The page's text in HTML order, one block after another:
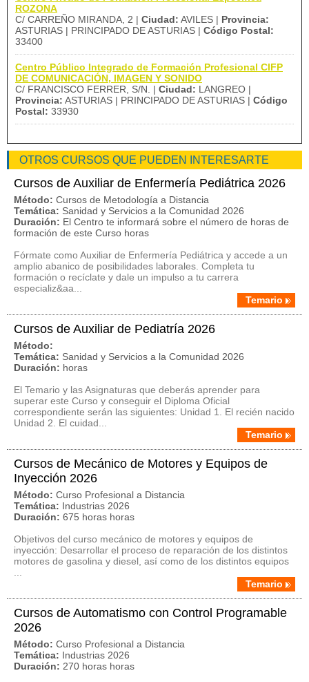
ROZONA
C/ CARREÑO MIRANDA, 2 | Ciudad: AVILES | Provincia:
ASTURIAS | PRINCIPADO DE ASTURIAS | Código Postal:
33400
Centro Público Integrado de Formación Profesional CIFP
DE COMUNICACIÓN, IMAGEN Y SONIDO
C/ FRANCISCO FERRER, S/N. | Ciudad: LANGREO |
Provincia: ASTURIAS | PRINCIPADO DE ASTURIAS | Código
Postal: 33930
OTROS CURSOS QUE PUEDEN INTERESARTE
Cursos de Auxiliar de Enfermería Pediátrica 2026
Método: Cursos de Metodología a Distancia
Temática: Sanidad y Servicios a la Comunidad 2026
Duración: El Centro te informará sobre el número de horas de
formación de este Curso horas
Fórmate como Auxiliar de Enfermería Pediátrica y accede a un
amplio abanico de posibilidades laborales. Completa tu
formación o recíclate y dale un impulso a tu carrera
especializ&aa...
Temario
Cursos de Auxiliar de Pediatría 2026
Método:
Temática: Sanidad y Servicios a la Comunidad 2026
Duración: horas
El Temario y las Asignaturas que deberás aprender para
superar este Curso y conseguir el Diploma Oficial
correspondiente serán las siguientes: Unidad 1. El recién nacido
Unidad 2. El cuidad...
Temario
Cursos de Mecánico de Motores y Equipos de
Inyección 2026
Método: Curso Profesional a Distancia
Temática: Industrias 2026
Duración: 675 horas horas
Objetivos del curso mecánico de motores y equipos de
inyección: Desarrollar el proceso de reparación de los distintos
motores de gasolina y diesel, así como de los distintos equipos
Temario
Cursos de Automatismo con Control Programable
2026
Método: Curso Profesional a Distancia
Temática: Industrias 2026
Duración: 270 horas horas